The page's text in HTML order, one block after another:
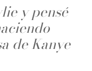
y pensé
de Kanye